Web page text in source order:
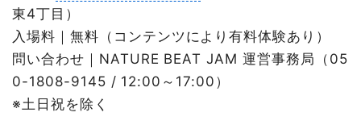
東4丁目）
入場料｜無料（コンテンツにより有料体験あり）
問い合わせ｜NATURE BEAT JAM 運営事務局（05
0-1808-9145 / 12:00～17:00）
※土日祝を除く